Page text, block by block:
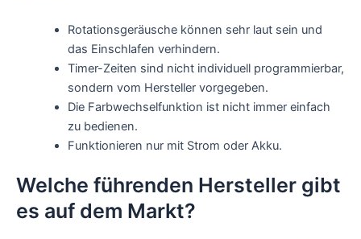
Rotationsgeräusche können sehr laut sein und
das Einschlafen verhindern.
Timer-Zeiten sind nicht individuell programmierbar,
sondern vom Hersteller vorgegeben.
Die Farbwechselfunktion ist nicht immer einfach
zu bedienen.
Funktionieren nur mit Strom oder Akku.
Welche führenden Hersteller gibt
es auf dem Markt?